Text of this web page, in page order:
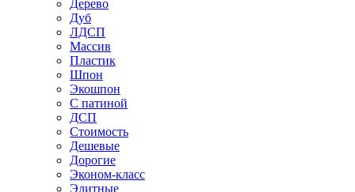
Дерево
Дуб
ЛДСП
Массив
Пластик
Шпон
Экошпон
С патиной
ДСП
Стоимость
Дешевые
Дорогие
Эконом-класс
Элитные